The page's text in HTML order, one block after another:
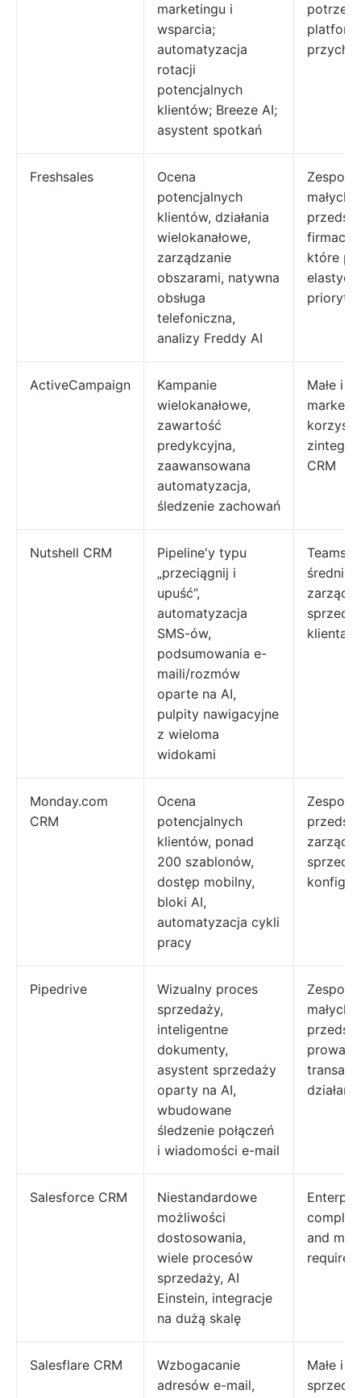
marketingu i
wsparcia;
automatyzacja
rotacji
potencjalnych
klientów; Breeze AI;
asystent spotkań
Freshsales
Ocena
potencjalnych
klientów, działania
wielokanałowe,
zarządzanie
obszarami, natywna
obsługa
telefoniczna,
analizy Freddy AI
małych
firmach
które
ActiveCampaign
Kampanie
wielokanałowe,
zawartość
predykcyjna,
zaawansowana
automatyzacja,
śledzenie zachowań
Małe i
CRM
Nutshell CRM
Pipeline'y typu
„przeciągnij i
upuść”,
automatyzacja
SMS-ów,
podsumowania e-
maili/rozmów
oparte na AI,
pulpity nawigacyjne
z wieloma
widokami
Teams
Monday.com
CRM
Ocena
potencjalnych
klientów, ponad
200 szablonów,
dostęp mobilny,
bloki AI,
automatyzacja cykli
pracy
Pipedrive
Wizualny proces
sprzedaży,
inteligentne
dokumenty,
asystent sprzedaży
oparty na AI,
wbudowane
śledzenie połączeń
i wiadomości e-mail
małych
Salesforce CRM
Niestandardowe
możliwości
dostosowania,
wiele procesów
sprzedaży, AI
Einstein, integracje
na dużą skalę
and
Salesflare CRM
Wzbogacanie
adresów e-mail,
Małe i